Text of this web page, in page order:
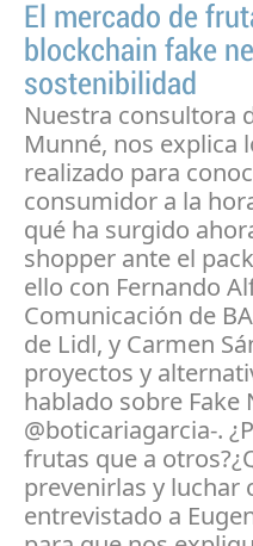
El mercado de
blockchain fake
sostenibilidad
Nuestra consultora
Munné, nos explica
realizado para
consumidor a la
qué ha surgido
shopper ante el
ello con Fernando
Comunicación de
de Lidl, y Carmen
proyectos y
hablado sobre Fake
@boticariagarcia-.
frutas que a
prevenirlas y luchar
entrevistado a